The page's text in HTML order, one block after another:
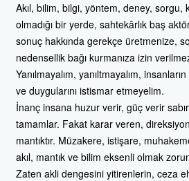
Akıl, bilim, bilgi, yöntem, deney, sorgu,
olmadığı bir yerde, sahtekârlık baş
sonuç hakkında gerekçe üretmenize,
nedensellik bağı kurmanıza izin
Yanılmayalım, yanıltmayalım,
ve duygularını istismar etmeyelim.
İnanç insana huzur verir, güç verir sabır
tamamlar. Fakat karar veren,
mantıktır. Müzakere, istişare,
akıl, mantık ve bilim eksenli olmak
Zaten akli dengesini yitirenlerin, ceza